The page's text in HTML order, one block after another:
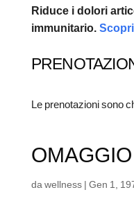
Riduce i dolori
immunitario.
Le prenotazioni sono
dawellness|Gen 1,